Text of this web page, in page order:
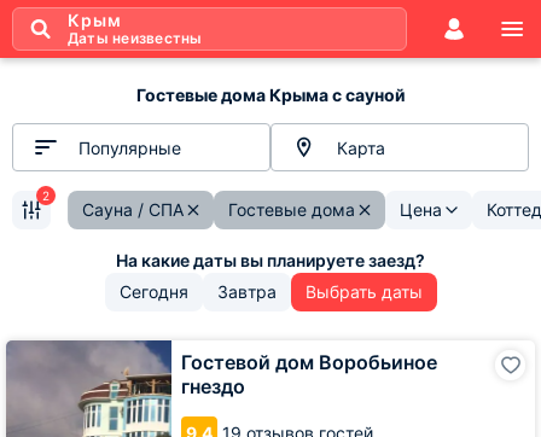
Крым
Даты неизвестны
Гостевые дома Крыма с сауной
Популярные Карта
Сауна / СПА Гостевые дома Цена
2
Сегодня Завтра Выбрать даты
Гостевой дом Воробьиное
гнездо
9.4 19 отзывов гостей
Гостевой
Воробьиное